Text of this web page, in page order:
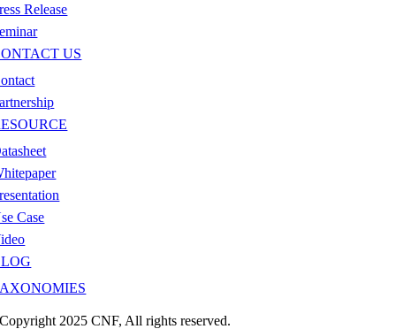
Release
US
Case
Copyright 2025 CNF, All rights reserved.